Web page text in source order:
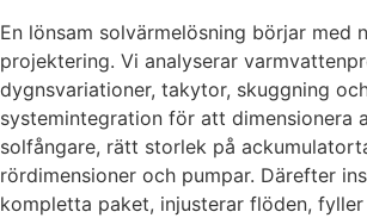
En lönsam solvärmelösning börjar med
projektering. Vi analyserar
dygnsvariationer, takytor, skuggning
systemintegration för att dimensionera
solfångare, rätt storlek på
rördimensioner och pumpar. Därefter
kompletta paket, injusterar flöden,